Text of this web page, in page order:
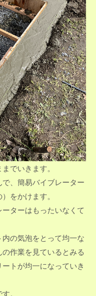
でいきます。
、簡易バイブレーター
をかけます。
ターはもったいなくて
の気泡をとって均一な
作業を見ているとみる
トが均一になっていき
。